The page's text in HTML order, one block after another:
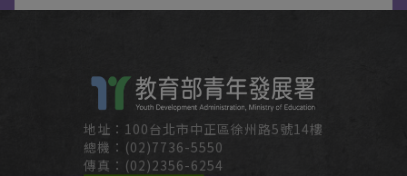
地址：100台北市中正區徐州路5號14樓
總機：(02)7736-5550
傳真：(02)2356-6254